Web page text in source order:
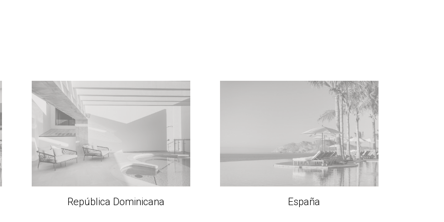
República Dominicana España